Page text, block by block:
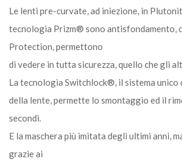
Le lenti pre-curvate, ad iniezione, in
tecnologia Prizm® sono antisfondamento,
Protection, permettono
di vedere in tutta sicurezza, quello che gli
La tecnologia Switchlock®, il sistema
della lente, permette lo smontaggio ed il
secondi.
E la maschera più imitata degli ultimi anni,
grazie ai